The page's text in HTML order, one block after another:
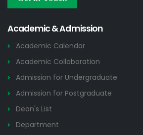
2026
Academic & Admission
Academic Calendar
Academic Collaboration
Admission for Undergraduate
Admission for Postgraduate
Dean's List
Department